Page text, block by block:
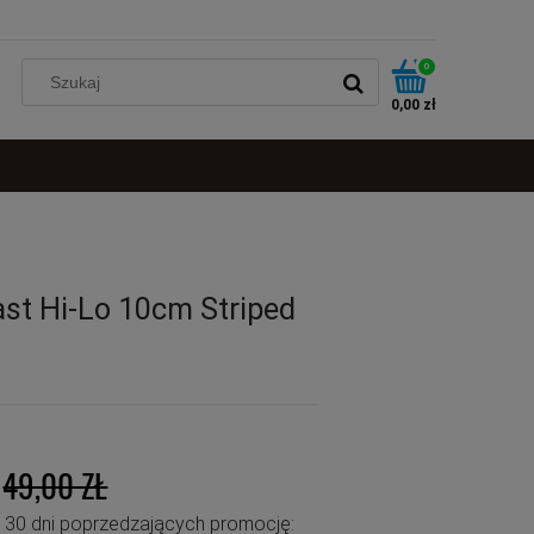
0
0,00 zł
Hi-Lo 10cm Striped
49,00 ZŁ
dni poprzedzających promocję: